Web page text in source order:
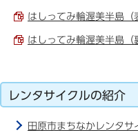
はしってみ輪渥美半島（
はしってみ輪渥美半島（
レンタサイクルの紹介
田原市まちなかレンタサ